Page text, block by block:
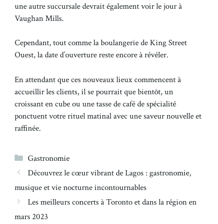
une autre succursale devrait également voir le jour à
Vaughan Mills.
Cependant, tout comme la boulangerie de King Street
Ouest, la date d’ouverture reste encore à révéler.
En attendant que ces nouveaux lieux commencent à
accueillir les clients, il se pourrait que bientôt, un
croissant en cube ou une tasse de café de spécialité
ponctuent votre rituel matinal avec une saveur nouvelle et
raffinée.
Catégories
Gastronomie
Découvrez le cœur vibrant de Lagos : gastronomie,
musique et vie nocturne incontournables
Les meilleurs concerts à Toronto et dans la région en
mars 2023